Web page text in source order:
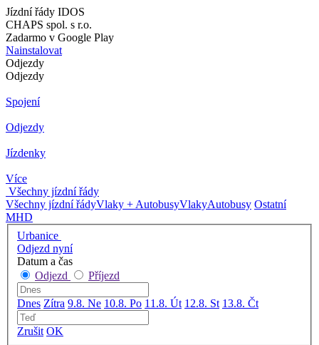
Jízdní řády IDOS
CHAPS spol. s r.o.
Zadarmo v Google Play
Nainstalovat
Odjezdy
Odjezdy
Spojení
Odjezdy
Jízdenky
Více
Všechny jízdní řády
Všechny jízdní řádyVlaky + AutobusyVlakyAutobusy Ostatní
MHD
Urbanice
Odjezd nyní
Datum a čas
Odjezd
Příjezd
Dnes Zítra 9.8. Ne 10.8. Po 11.8. Út 12.8. St 13.8. Čt
Zrušit OK